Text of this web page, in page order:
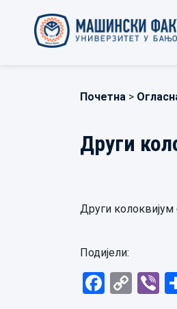
Почетна >
Други
Други колоквијум
Подијели: